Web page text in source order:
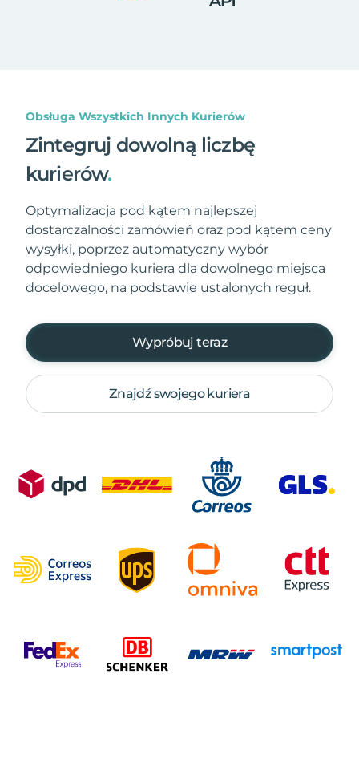
Obsługa Wszystkich Innych Kurierów
Zintegruj dowolną liczbę
kurierów.
Optymalizacja pod kątem najlepszej
dostarczalności zamówień oraz pod kątem ceny
wysyłki, poprzez automatyczny wybór
odpowiedniego kuriera dla dowolnego miejsca
docelowego, na podstawie ustalonych reguł.
Wypróbuj teraz
Znajdź swojego kuriera